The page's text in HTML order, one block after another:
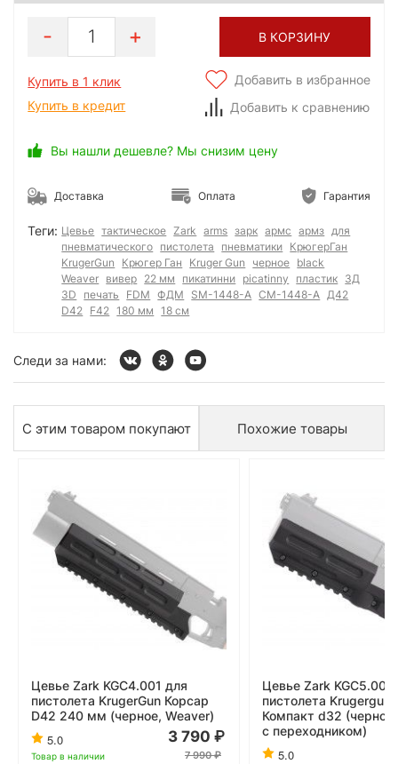
1 В КОРЗИНУ
Купить в 1 клик
Купить в кредит
Добавить в избранное
Добавить к сравнению
Вы нашли дешевле? Мы снизим цену
Доставка Оплата Гарантия
Теги: Цевье тактическое Zark arms зарк армс армз для
пневматического пистолета пневматики КрюгерГан
KrugerGun
Крюгер Ган Kruger Gun черное black
Weaver вивер 22 мм пикатинни picatinny пластик 3Д
3D
печать FDM ФДМ SM-1448-A СМ-1448-А Д42
D42 F42 180 мм 18 см
Следи за нами:
С этим товаром покупают Похожие товары
Цевье Zark KGC4.001 для
пистолета KrugerGun Корсар
D42 240 мм (черное, Weaver)
5.0
Товар в наличии
3 790
7 990
Цевье Zark KGC5.001
пистолета Krugergun
Компакт d32
с переходником)
5.0